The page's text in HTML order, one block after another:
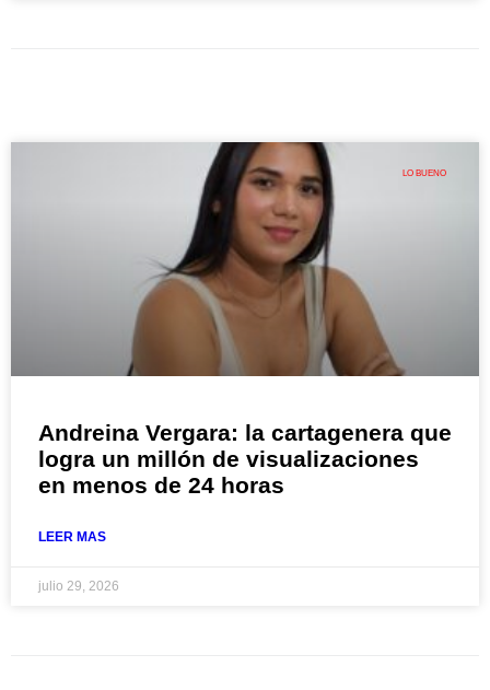
LO BUENO
Andreina Vergara: la cartagenera que
logra un millón de visualizaciones
en menos de 24 horas
LEER MAS
julio 29, 2026